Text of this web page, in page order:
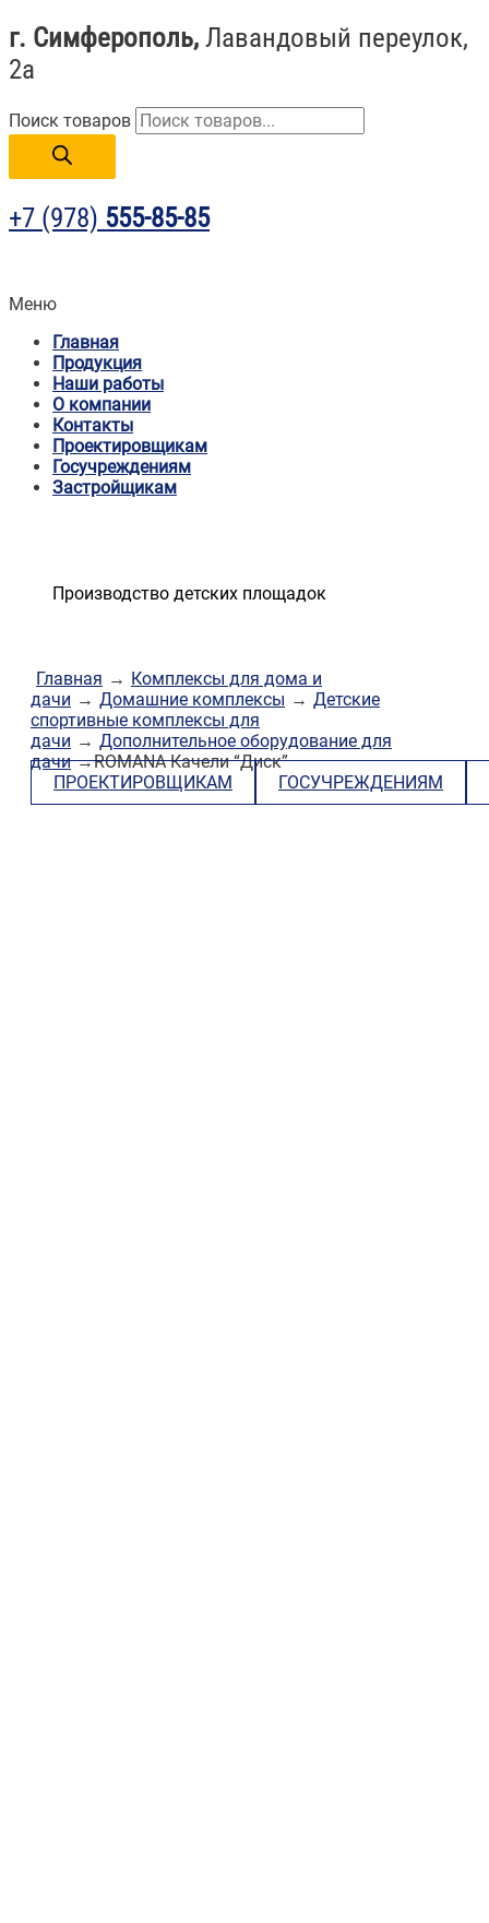
г. Симферополь, Лавандовый переулок,
2а
Поиск товаров
+7 (978) 555-85-85
Меню
Главная
Продукция
Наши работы
О компании
Контакты
Проектировщикам
Госучреждениям
Застройщикам
Производство детских площадок
Главная → Комплексы для дома и
дачи → Домашние комплексы → Детские
спортивные комплексы для
дачи → Дополнительное оборудование для
дачи →ROMANA Качели “Диск”
ПРОЕКТИРОВЩИКАМ
ГОСУЧРЕЖДЕНИЯМ